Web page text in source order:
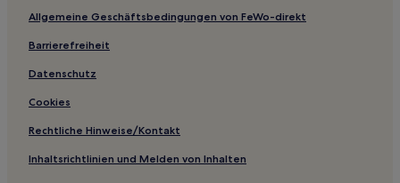
Günstige in Sichuan
Business in Sichuan
Luxus in Shuangliu
Luxus in Kreis Jiuzhaigou
Hotels mit Parkplatz in Kreis Jiuzhaigou
Günstige in Guangyuan
Allgemeine Geschäftsbedingungen von FeWo-direkt
Barrierefreiheit
Datenschutz
Cookies
Rechtliche Hinweise/Kontakt
Inhaltsrichtlinien und Melden von Inhalten